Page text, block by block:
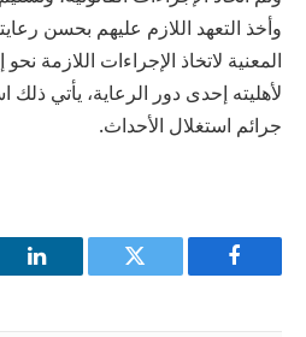
وأخذ التعهد اللازم عليهم بحسن
المعنية لاتخاذ الإجراءات اللازمة
لأهليته إحدى دور الرعاية، يأتي
جرائم استغلال الأحداث.
فيسبوك تويتر